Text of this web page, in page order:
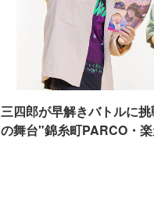
三四郎が早解きバトルに
の舞台"錦糸町PARCO・